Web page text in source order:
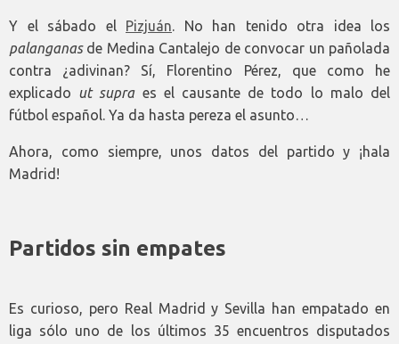
Y el sábado el Pizjuán. No han tenido otra idea los
palanganasde Medina Cantalejo de convocar un pañolada
contra ¿adivinan? Sí, Florentino Pérez, que como he
explicado ut supraes el causante de todo lo malo del
fútbol español. Ya da hasta pereza el asunto…
Ahora, como siempre, unos datos del partido y ¡hala
Madrid!
Partidos sin empates
Es curioso, pero Real Madrid y Sevilla han empatado en
liga sólo uno de los últimos 35 encuentros disputados